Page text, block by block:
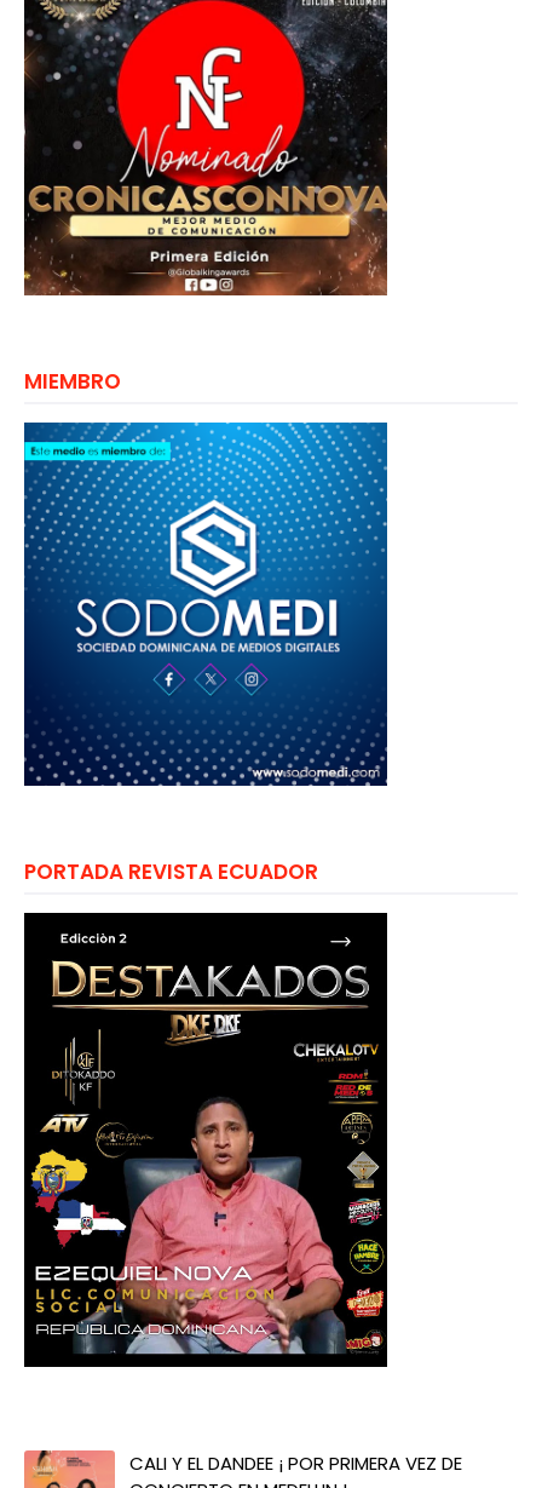
MIEMBRO
PORTADA REVISTA ECUADOR
CALI Y EL DANDEE ¡ POR PRIMERA VEZ DE